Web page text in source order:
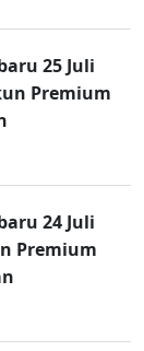
25 Juli
Premium
24 Juli
Premium